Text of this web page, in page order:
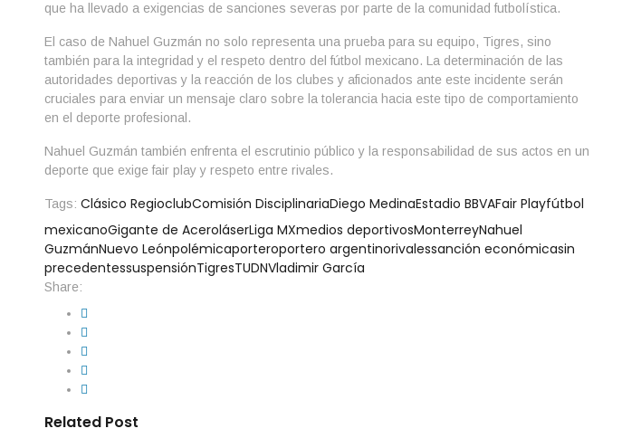
que ha llevado a exigencias de sanciones severas por parte de la comunidad futbolística.
El caso de Nahuel Guzmán no solo representa una prueba para su equipo, Tigres, sino
también para la integridad y el respeto dentro del fútbol mexicano. La determinación de las
autoridades deportivas y la reacción de los clubes y aficionados ante este incidente serán
cruciales para enviar un mensaje claro sobre la tolerancia hacia este tipo de comportamiento
en el deporte profesional.
Nahuel Guzmán también enfrenta el escrutinio público y la responsabilidad de sus actos en un
deporte que exige fair play y respeto entre rivales.
Tags: Clásico RegioclubComisión DisciplinariaDiego MedinaEstadio BBVAFair Playfútbol
mexicanoGigante de AceroláserLiga MXmedios deportivosMonterreyNahuel
GuzmánNuevo Leónpolémicaporteroportero argentinorivalessanción económicasin
precedentessuspensiónTigresTUDNVladimir García
Share:
Related Post